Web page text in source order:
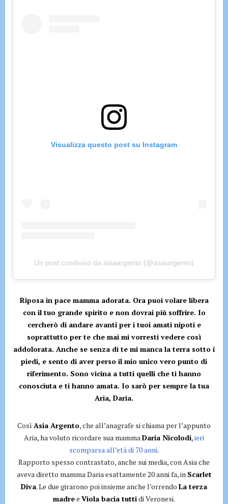
Visualizza questo post su Instagram
Un post condiviso da asiaargento (@asiaargento)
Riposa in pace mamma adorata. Ora puoi volare libera
con il tuo grande spirito e non dovrai più soffrire. Io
cercherò di andare avanti per i tuoi amati nipoti e
soprattutto per te che mai mi vorresti vedere così
addolorata. Anche se senza di te mi manca la terra sotto i
piedi, e sento di aver perso il mio unico vero punto di
riferimento. Sono vicina a tutti quelli che ti hanno
conosciuta e ti hanno amata. Io sarò per sempre la tua
Aria, Daria.
Così Asia Argento, che all’anagrafe si chiama per l’appunto
Aria, ha voluto ricordare sua mammaDaria Nicolodi,ieri
scomparsa all’età di 70 anni.
Rapporto spesso contrastato, anche sui media, con Asia che
aveva diretto mamma Daria esattamente 20 anni fa, in Scarlet
Diva. Le due girarono poi insieme anche l’orrendo La terza
madree Viola bacia tuttidi Veronesi.